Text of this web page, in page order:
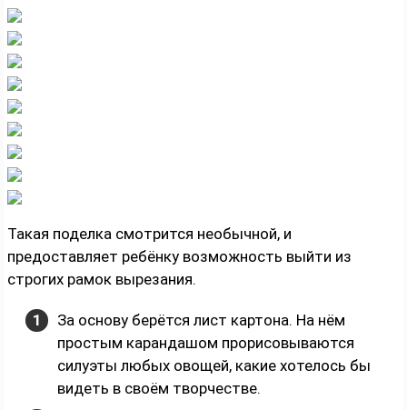
Такая поделка смотрится необычной, и
предоставляет ребёнку возможность выйти из
строгих рамок вырезания.
За основу берётся лист картона. На нём
простым карандашом прорисовываются
силуэты любых овощей, какие хотелось бы
видеть в своём творчестве.